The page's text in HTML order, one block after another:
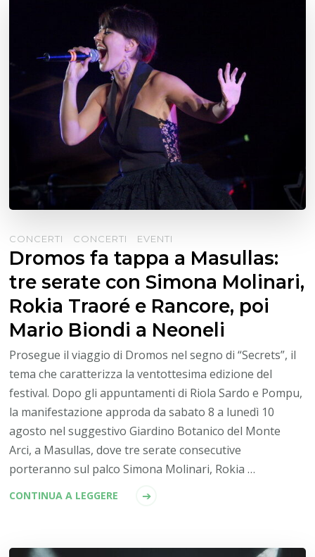
CONCERTI CONCERTI EVENTI
Dromos fa tappa a Masullas:
tre serate con Simona Molinari,
Rokia Traoré e Rancore, poi
Mario Biondi a Neoneli
Prosegue il viaggio di Dromos nel segno di “Secrets”, il
tema che caratterizza la ventottesima edizione del
festival. Dopo gli appuntamenti di Riola Sardo e Pompu,
la manifestazione approda da sabato 8 a lunedì 10
agosto nel suggestivo Giardino Botanico del Monte
Arci, a Masullas, dove tre serate consecutive
porteranno sul palco Simona Molinari, Rokia …
CONTINUA A LEGGERE